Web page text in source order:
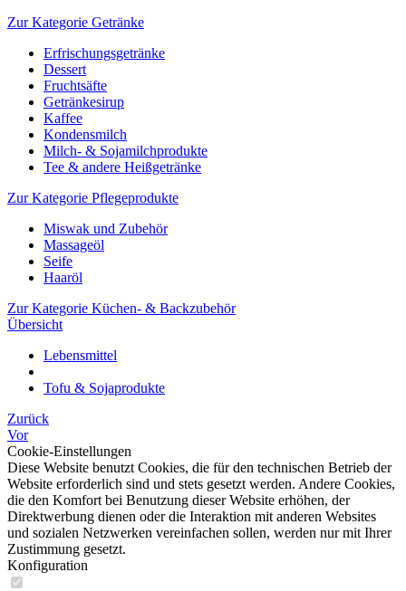
Zur Kategorie Getränke
Erfrischungsgetränke
Dessert
Fruchtsäfte
Getränkesirup
Kaffee
Kondensmilch
Milch- & Sojamilchprodukte
Tee & andere Heißgetränke
Zur Kategorie Pflegeprodukte
Miswak und Zubehör
Massageöl
Seife
Haaröl
Zur Kategorie Küchen- & Backzubehör
Übersicht
Lebensmittel
Tofu & Sojaprodukte
Zurück
Vor
Cookie-Einstellungen
Diese Website benutzt Cookies, die für den technischen Betrieb der
Website erforderlich sind und stets gesetzt werden. Andere Cookies,
die den Komfort bei Benutzung dieser Website erhöhen, der
Direktwerbung dienen oder die Interaktion mit anderen Websites
und sozialen Netzwerken vereinfachen sollen, werden nur mit Ihrer
Zustimmung gesetzt.
Konfiguration